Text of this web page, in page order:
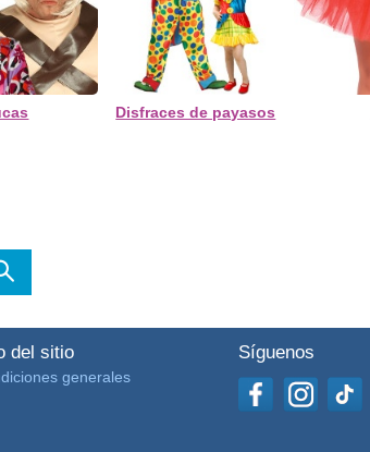
Disfraces de payasos
del sitio
generales
Síguenos